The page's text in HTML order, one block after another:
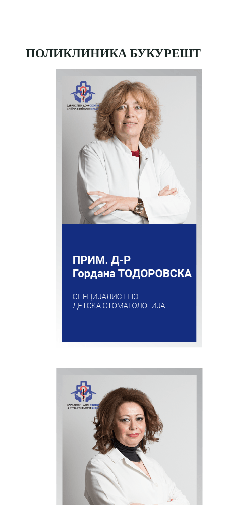
ПОЛИКЛИНИКА БУКУРЕШТ